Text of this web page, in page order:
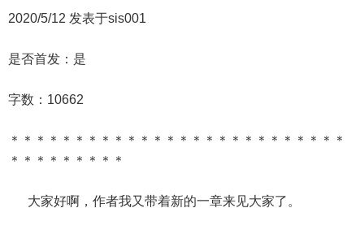
2020/5/12 发表于sis001
是否首发：是
字数：10662
＊＊＊＊＊＊＊＊＊＊＊＊＊＊＊＊＊＊＊＊＊＊＊＊＊＊
＊＊＊＊＊＊＊＊＊
大家好啊，作者我又带着新的一章来见大家了。